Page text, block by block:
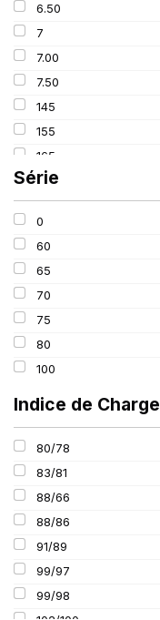
6.50
7
7.00
7.50
145
155
165
175
185
195
205
215
225
235
Série
0
60
65
70
75
80
100
Indice de Charge
80/78
83/81
88/66
88/86
91/89
99/97
99/98